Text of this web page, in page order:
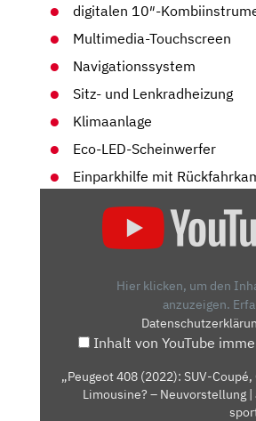
digitalen 10″-
Multimedia-Touchscreen
Navigationssystem
Sitz- und Lenkradheizung
Klimaanlage
Eco-LED-Scheinwerfer
Einparkhilfe mit
LIMOUSINE?
NEUVORSTELLUNG
Hier klicken, um den
anzuzeigen.
Inhalt von YouTube
„Peugeot 408 (2022): SUV-
Limousine? – Neuvorstellung